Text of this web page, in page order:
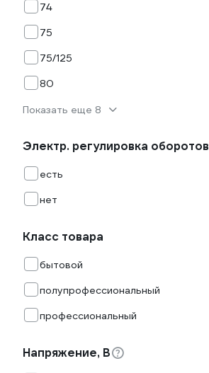
74
75
75/125
80
Показать еще 8
Электр. регулировка оборотов
есть
нет
Класс товара
бытовой
полупрофессиональный
профессиональный
Напряжение, В